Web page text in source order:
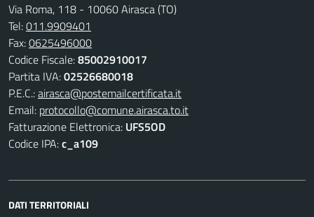
Via Roma, 118 - 10060 Airasca (TO)
Tel:011.9909401
Fax:0625496000
Codice Fiscale:85002910017
Partita IVA:02526680018
P.E.C.:airasca@postemailcertificata.it
Email: protocollo@comune.airasca.to.it
Fatturazione Elettronica: UFS5OD
Codice IPA:c_a109
DATI TERRITORIALI